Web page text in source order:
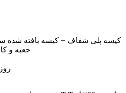
1. کیسه پلی شفاف + کیسه بافته شده سفید 93000 عدد
2. جعبه و کارتن 63000
25-